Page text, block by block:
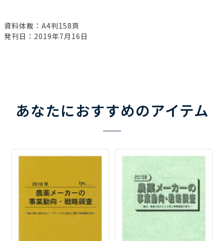
資料体裁：A4判158頁
発刊日：2019年7月16日
あなたにおすすめのアイテム